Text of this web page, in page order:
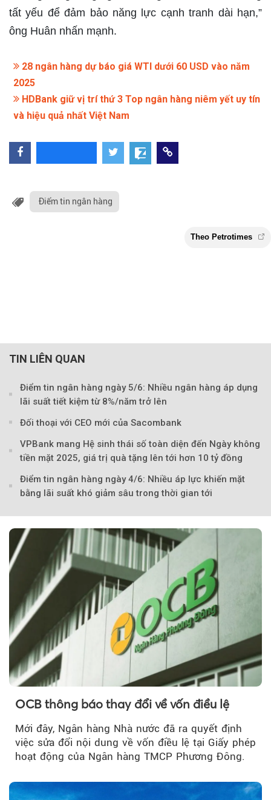
tất yếu để đảm bảo năng lực cạnh tranh dài hạn,”
ông Huân nhấn mạnh.
28 ngân hàng dự báo ​​giá WTI dưới 60 USD vào năm
2025
HDBank giữ vị trí thứ 3 Top ngân hàng niêm yết uy tín
và hiệu quả nhất Việt Nam
Điểm tin ngân hàng
Theo
TIN LIÊN QUAN
Điểm tin ngân hàng ngày 5/6: Nhiều ngân hàng áp dụng
lãi suất tiết kiệm từ 8%/năm trở lên
Đối thoại với CEO mới của Sacombank
VPBank mang Hệ sinh thái số toàn diện đến Ngày không
tiền mặt 2025, giá trị quà tặng lên tới hơn 10 tỷ đồng
Điểm tin ngân hàng ngày 4/6: Nhiều áp lực khiến mặt
bằng lãi suất khó giảm sâu trong thời gian tới
OCB thông báo thay đổi về vốn điều lệ
Mới đây, Ngân hàng Nhà nước đã ra quyết định
việc sửa đổi nội dung về vốn điều lệ tại Giấy phép
hoạt động của Ngân hàng TMCP Phương Đông.